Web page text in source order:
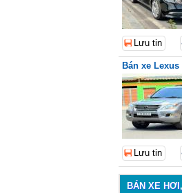
Lưu tin
Bán xe
Lưu tin
BÁN XE